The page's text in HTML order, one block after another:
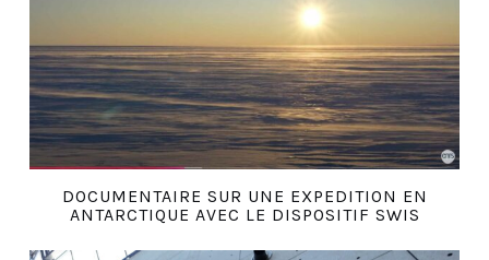
DOCUMENTAIRE SUR UNE EXPEDITION EN
ANTARCTIQUE AVEC LE DISPOSITIF SWIS